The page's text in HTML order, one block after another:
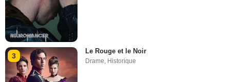
3
Le Rouge et le Noir
Drame, Historique